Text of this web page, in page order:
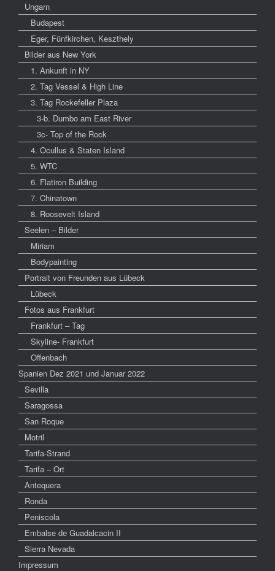
Ungarn
Budapest
Eger, Fünfkirchen, Keszthely
Bilder aus New York
1. Ankunft in NY
2. Tag Vessel & High Line
3. Tag Rockefeller Plaza
3-b. Dumbo am East River
3c- Top of the Rock
4. Ocullus & Staten Island
5. WTC
6. Flatiron Building
7. Chinatown
8. Roosevelt Island
Seelen – Bilder
Miriam
Bodypainting
Portrait von Freunden aus Lübeck
Lübeck
Fotos aus Frankfurt
Frankfurt – Tag
Skyline- Frankfurt
Offenbach
Spanien Dez 2021 und Januar 2022
Sevilla
Saragossa
San Roque
Motril
Tarifa-Strand
Tarifa – Ort
Antequera
Ronda
Peniscola
Embalse de Guadalcacin II
Sierra Nevada
Impressum